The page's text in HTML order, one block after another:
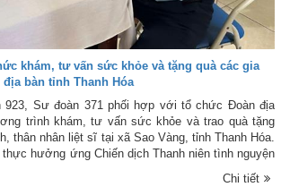
khám, tư vấn sức khỏe và tặng quà các gia
bàn tỉnh Thanh Hóa
923, Sư đoàn 371 phối hợp với tổ chức Đoàn địa
trình khám, tư vấn sức khỏe và trao quà tặng
thân nhân liệt sĩ tại xã Sao Vàng, tỉnh Thanh Hóa.
hưởng ứng Chiến dịch Thanh niên tình nguyện
tới kỷ niệm 79 năm Ngày Thương binh - Liệt sĩ
Chi tiết